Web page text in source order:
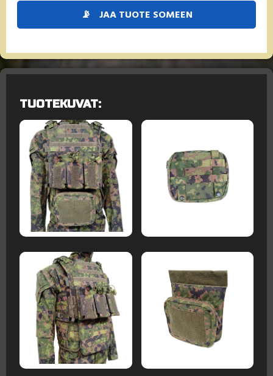
📡 JAA TUOTE SOMEEN
TUOTEKUVAT: